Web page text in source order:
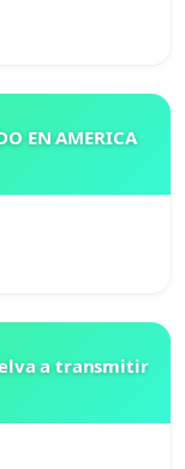
EN AMERICA
a transmitir